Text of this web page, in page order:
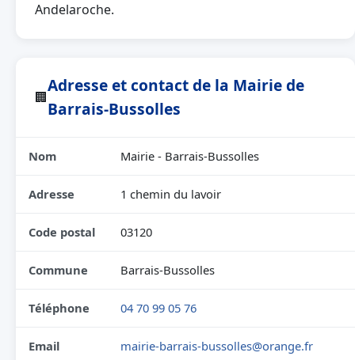
Andelaroche.
🏢
Adresse et contact de la Mairie de
Barrais-Bussolles
Nom Mairie - Barrais-Bussolles
Adresse 1 chemin du lavoir
Code postal 03120
Commune Barrais-Bussolles
Téléphone 04 70 99 05 76
Email mairie-barrais-bussolles@orange.fr